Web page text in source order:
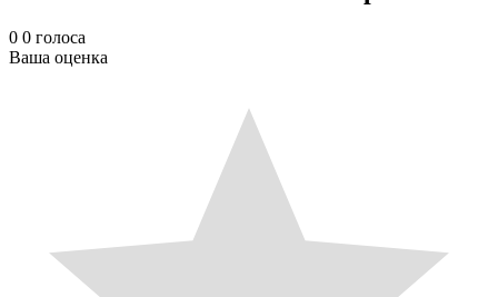
0 0 голоса
Ваша оценка